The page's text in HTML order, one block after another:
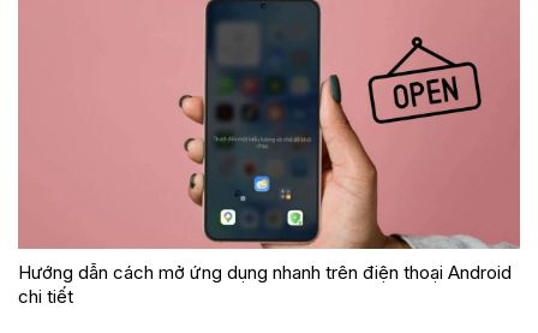
Hướng dẫn cách mở ứng dụng nhanh trên điện thoại Android
chi tiết